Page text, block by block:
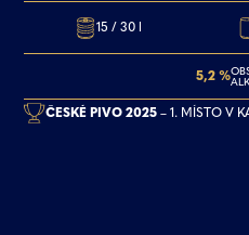
15 / 30 l
5,2 %
ČESKÉ PIVO 2025 – 1. MÍSTO V